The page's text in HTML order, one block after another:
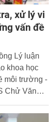
xử lý vi
vấn đề
Lý luận
khoa học
môi trường -
Chử Văn